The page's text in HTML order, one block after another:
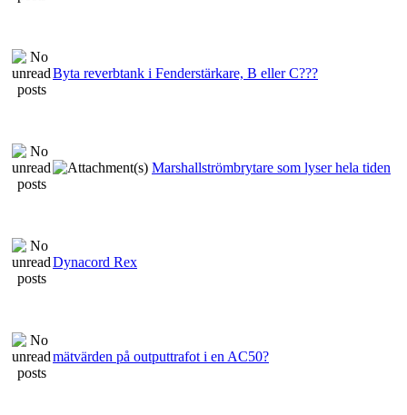
Byta reverbtank i Fenderstärkare, B eller C???
Marshallströmbrytare som lyser hela tiden
Dynacord Rex
mätvärden på outputtrafot i en AC50?